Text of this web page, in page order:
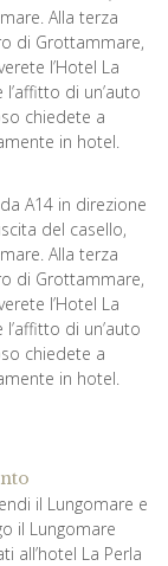
Alla terza
di Grottammare,
l’Hotel La
di un’auto
chiedete a
in hotel.
A14 in direzione
del casello,
Alla terza
di Grottammare,
l’Hotel La
di un’auto
chiedete a
in hotel.
il Lungomare e
il Lungomare
all’hotel La Perla